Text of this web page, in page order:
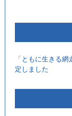
「ともに生きる
定しました